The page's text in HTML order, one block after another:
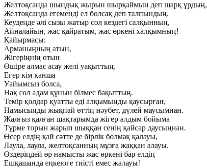
Желтоқсанда шындық жырын шырқаймын деп шарқ ұрдың,
Желтоқсанда егеменді ел болсақ деп талпындың.
Кеудеңде әлі сызы жатыр сол кездегі салқынның,
Айналайын, жас қайратым, жас өркені халқымның!
Қайырмасы:
Арманыңның атын,
Жігеріңнің отын
Өшіре алмас асау желі уақыттың.
Егер кім қанша
Уайымсыз болса,
Нақ сол адам құнын білмес бақыттың.
Темір қолдар қуатты еді алқымыңды қаусырған,
Намысыңды жықпай өттің нәубет, дүлей маусымнан.
Жалғыз қалған шақтарымда жігер алдым бойыма
Түрме торын жарып шыққан сенің қайсар даусыңнан.
Өсер елдің қай сәтте де бірлік болмақ қалауы,
Лаула, лаула, желтоқсанның мұзға жаққан алауы.
Өздеріңдей өр намысты жас өркені бар елдің
Ешқашанда еңкеюге тиісті емес жалауы!